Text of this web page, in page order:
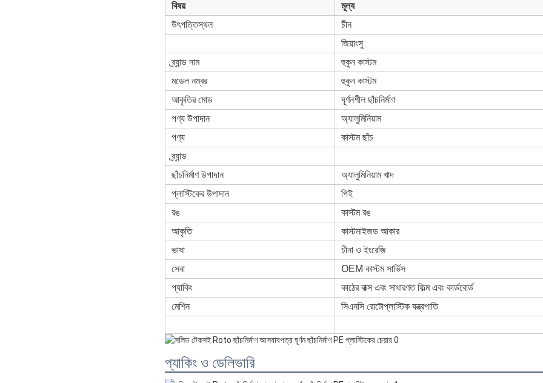
বিষয়
মূল্য
উৎপত্তিস্থল
চীন
জিয়াংসু
ব্র্যান্ড নাম
হুকুন কাস্টম
মডেল নম্বর
হুকুন কাস্টম
আকৃতির মোড
ঘূর্ণনশীল ছাঁচনির্মাণ
পণ্য উপাদান
অ্যালুমিনিয়াম
পণ্য
কাস্টম ছাঁচ
ব্র্যান্ড
ছাঁচনির্মাণ উপাদান
অ্যালুমিনিয়াম খাদ
প্লাস্টিকের উপাদান
পিই
রঙ
কাস্টম রঙ
আকৃতি
কাস্টমাইজড আকার
ভাষা
চীনা ও ইংরেজি
সেবা
OEM কাস্টম সার্ভিস
প্যাকিং
কাঠের বাক্স এবং সাধারণত ফিল্ম এবং কার্ডবোর্ড
মেশিন
সিএনসি রোটোপ্লাস্টিক যন্ত্রপাতি
প্যাকিং ও ডেলিভারি